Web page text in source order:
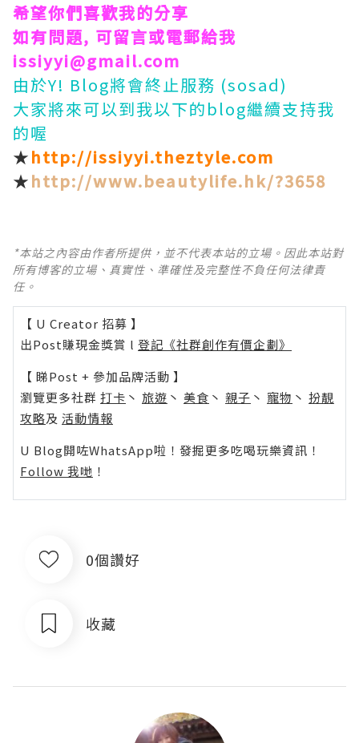
希望你們喜歡我的分享
如有問題, 可留言或電郵給我
issiyyi@gmail.com
由於Y! Blog將會終止服務 (sosad)
大家將來可以到我以下的blog繼續支持我
的喔
★http://issiyyi.theztyle.com
★http://www.beautylife.hk/?3658
*本站之內容由作者所提供，並不代表本站的立場。因此本站對
所有博客的立場、真實性、準確性及完整性不負任何法律責
任。
【 U Creator 招募 】
出Post賺現金獎賞 l 登記《社群創作有價企劃》
【 睇Post + 參加品牌活動 】
瀏覽更多社群 打卡 丶 旅遊 丶 美食 丶 親子 丶 寵物 丶 扮靚
攻略及 活動情報
U Blog開咗WhatsApp啦！發掘更多吃喝玩樂資訊！
Follow 我哋 ！
0個讚好
收藏